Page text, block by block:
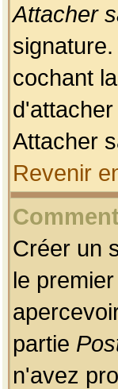
Attacher
cochant
Attacher
Revenir
Créer un
le
partie
n'avez